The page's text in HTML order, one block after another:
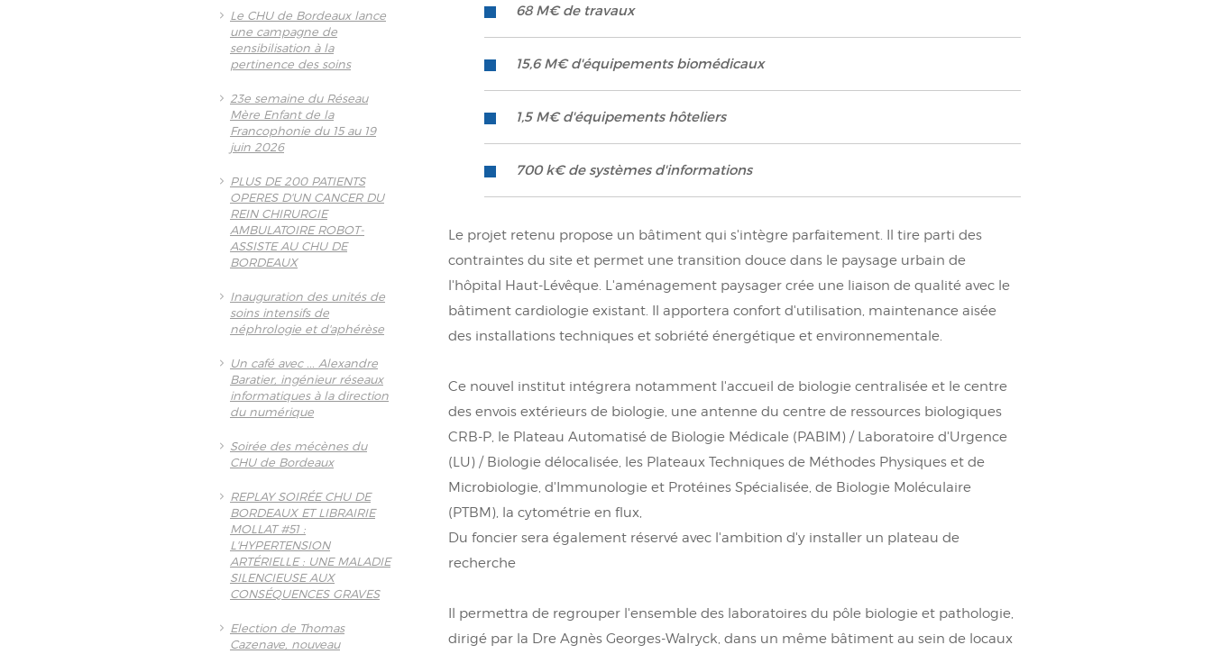
Le CHU de Bordeaux lance
une campagne de
sensibilisation à la
pertinence des soins
23e semaine du Réseau
Mère Enfant de la
Francophonie du 15 au 19
juin 2026
PLUS DE 200 PATIENTS
OPERES D'UN CANCER DU
REIN CHIRURGIE
AMBULATOIRE ROBOT-
ASSISTE AU CHU DE
BORDEAUX
Inauguration des unités de
soins intensifs de
néphrologie et d'aphérèse
Un café avec ... Alexandre
Baratier, ingénieur réseaux
informatiques à la direction
du numérique
Soirée des mécènes du
CHU de Bordeaux
REPLAY SOIRÉE CHU DE
BORDEAUX ET LIBRAIRIE
MOLLAT #51 :
L'HYPERTENSION
ARTÉRIELLE : UNE MALADIE
SILENCIEUSE AUX
CONSÉQUENCES GRAVES
Election de Thomas
Cazenave, nouveau
68 M€ de travaux
15,6 M€ d'équipements biomédicaux
1,5 M€ d'équipements hôteliers
700 k€ de systèmes d'informations
Le projet retenu propose un bâtiment qui s'intègre parfaitement. Il tire parti des
contraintes du site et permet une transition douce dans le paysage urbain de
l'hôpital Haut-Lévêque. L'aménagement paysager crée une liaison de qualité avec le
bâtiment cardiologie existant. Il apportera confort d'utilisation, maintenance aisée
des installations techniques et sobriété énergétique et environnementale.
Ce nouvel institut intégrera notamment l'accueil de biologie centralisée et le centre
des envois extérieurs de biologie, une antenne du centre de ressources biologiques
CRB-P, le Plateau Automatisé de Biologie Médicale (PABIM) / Laboratoire d'Urgence
(LU) / Biologie délocalisée, les Plateaux Techniques de Méthodes Physiques et de
Microbiologie, d'Immunologie et Protéines Spécialisée, de Biologie Moléculaire
(PTBM), la cytométrie en flux,
Du foncier sera également réservé avec l'ambition d'y installer un plateau de
recherche
Il permettra de regrouper l'ensemble des laboratoires du pôle biologie et pathologie,
dirigé par la Dre Agnès Georges-Walryck, dans un même bâtiment au sein de locaux